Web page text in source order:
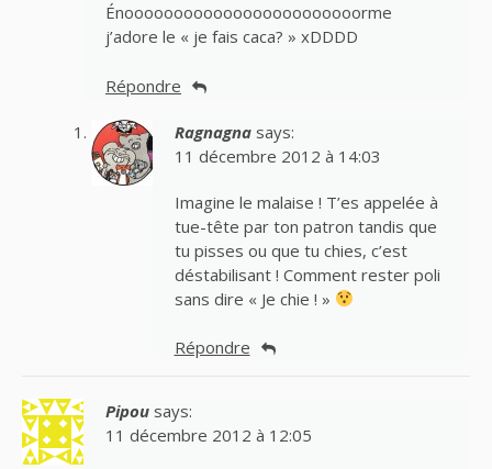
Énoooooooooooooooooooooooorme
j’adore le « je fais caca? » xDDDD
Répondre
Ragnagna says:
11 décembre 2012 à 14:03
Imagine le malaise ! T’es appelée à
tue-tête par ton patron tandis que
tu pisses ou que tu chies, c’est
déstabilisant ! Comment rester poli
sans dire « Je chie ! »
Répondre
Pipou says:
11 décembre 2012 à 12:05